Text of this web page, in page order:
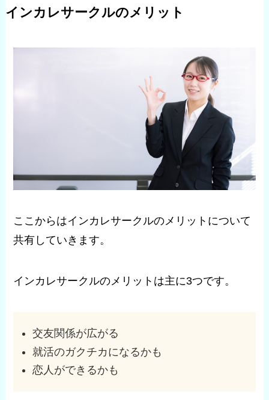
インカレサークルのメリット
ここからはインカレサークルのメリットについて
共有していきます。
インカレサークルのメリットは主に3つです。
交友関係が広がる
就活のガクチカになるかも
恋人ができるかも